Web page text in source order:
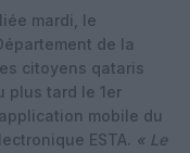
mardi, le
de la
citoyens qataris
plus tard le 1er
mobile du
ESTA. « Le